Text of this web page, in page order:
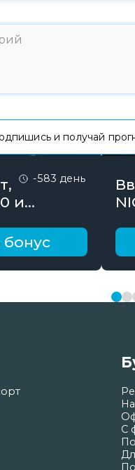
и получай
-583 день
и
бонус
С